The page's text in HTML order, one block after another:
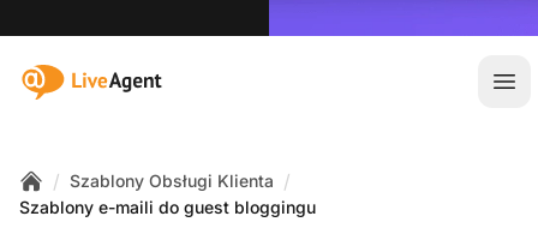
:site.title
Home
/ Szablony Obsługi Klienta /
Szablony e-maili do guest bloggingu